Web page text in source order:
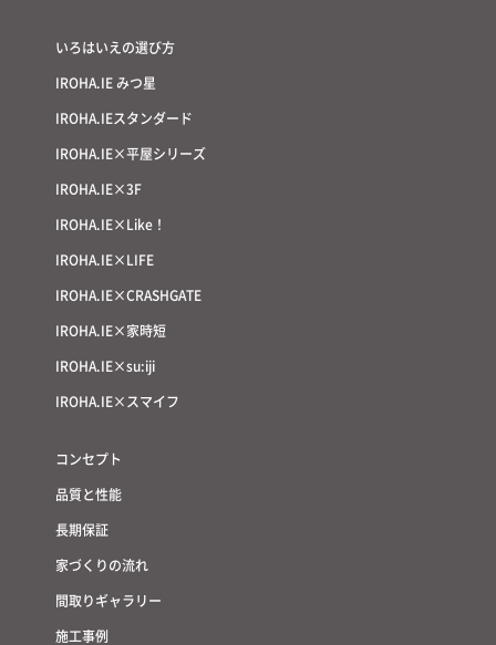
いろはいえの選び方
IROHA.IE みつ星
IROHA.IEスタンダード
IROHA.IE×平屋シリーズ
IROHA.IE×3F
IROHA.IE×Like！
IROHA.IE×LIFE
IROHA.IE×CRASHGATE
IROHA.IE×家時短
IROHA.IE×su:iji
IROHA.IE×スマイフ
コンセプト
品質と性能
長期保証
家づくりの流れ
間取りギャラリー
施工事例